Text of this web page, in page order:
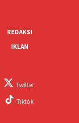
REDAKSI
IKLAN
Twitter
Tiktok